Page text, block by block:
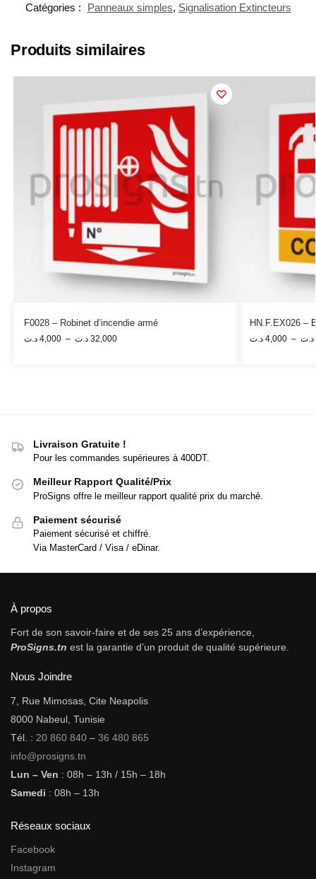
Catégories :
Panneaux simples, Signalisation Extincteurs
Produits similaires
F0028 – Robinet d’incendie armé
4,000 د.ت – 32,000 د.ت
HN.F.EX026 –
4,000 د.ت – د.ت
Livraison Gratuite !
Pour les commandes supérieures à 400DT.
Meilleur Rapport Qualité/Prix
ProSigns offre le meilleur rapport qualité prix du marché.
Paiement sécurisé
Paiement sécurisé et chiffré.
Via MasterCard / Visa / eDinar.
À propos
Fort de son savoir-faire et de ses 25 ans d’expérience,
ProSigns.tn est la garantie d’un produit de qualité supérieure.
Nous Joindre
7, Rue Mimosas, Cite Neapolis
8000 Nabeul, Tunisie
Tél. : 20 860 840 – 36 480 865
info@prosigns.tn
Lun – Ven : 08h – 13h / 15h – 18h
Samedi : 08h – 13h
Réseaux sociaux
Facebook
Instagram